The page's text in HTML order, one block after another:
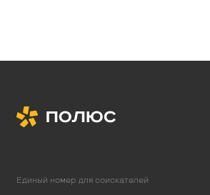
Единый номер для соискателей